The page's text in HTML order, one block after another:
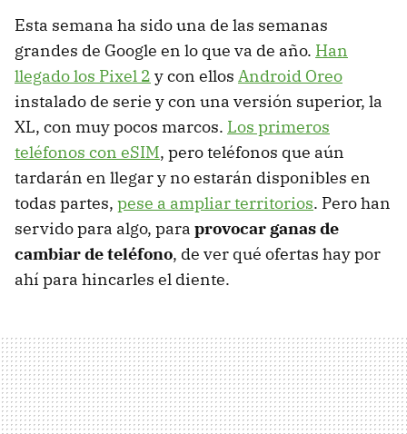
Esta semana ha sido una de las semanas
grandes de Google en lo que va de año. Han
llegado los Pixel 2 y con ellos Android Oreo
instalado de serie y con una versión superior, la
XL, con muy pocos marcos. Los primeros
teléfonos con eSIM, pero teléfonos que aún
tardarán en llegar y no estarán disponibles en
todas partes, pese a ampliar territorios. Pero han
servido para algo, para provocar ganas de
cambiar de teléfono, de ver qué ofertas hay por
ahí para hincarles el diente.